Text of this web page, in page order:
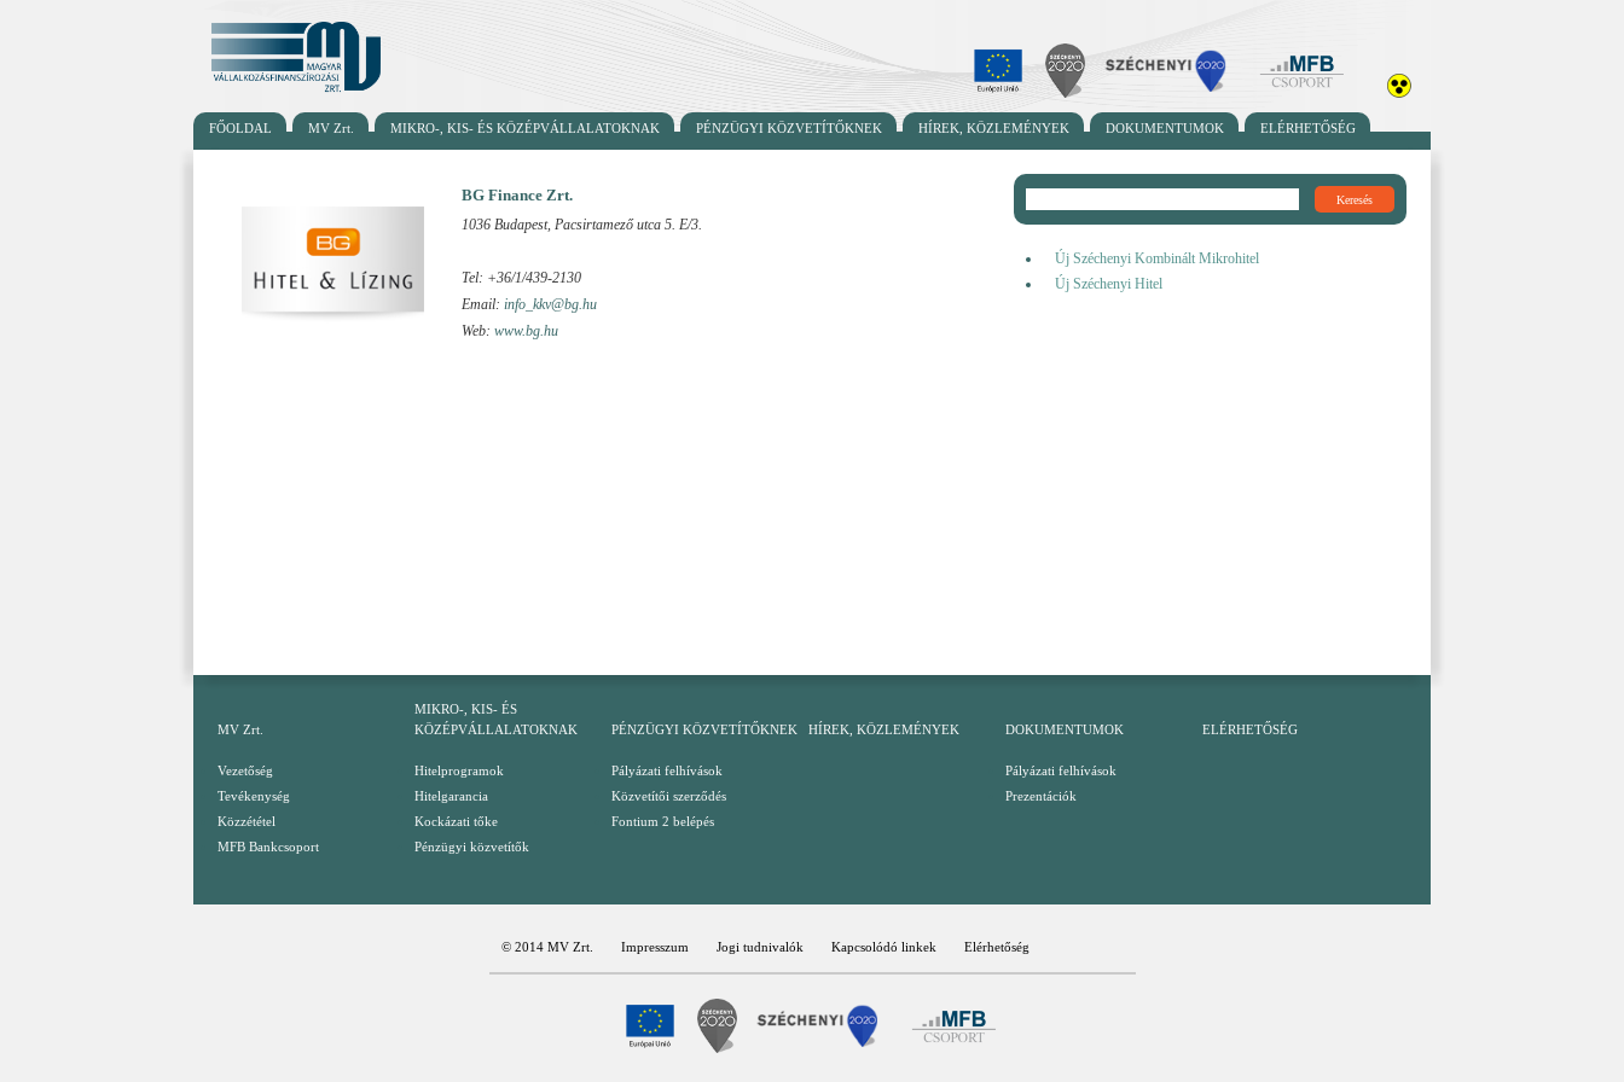
FŐOLDAL MV Zrt. MIKRO-, KIS- ÉS KÖZÉPVÁLLALATOKNAK PÉNZÜGYI KÖZVETÍTŐKNEK HÍREK, KÖZLEMÉNYEK DOKUMENTUMOK ELÉRHETŐSÉG
BG Finance Zrt.
1036 Budapest, Pacsirtamező utca 5. E/3.
Tel: +36/1/439-2130
Email: info_kkv@bg.hu
Web: www.bg.hu
Keresés
Új Széchenyi Kombinált Mikrohitel
Új Széchenyi Hitel
MV Zrt.
Vezetőség
Tevékenység
Közzététel
MFB Bankcsoport
MIKRO-, KIS- ÉS
KÖZÉPVÁLLALATOKNAK
Hitelprogramok
Hitelgarancia
Kockázati tőke
Pénzügyi közvetítők
PÉNZÜGYI KÖZVETÍTŐKNEK
Pályázati felhívások
Közvetítői szerződés
Fontium 2 belépés
HÍREK, KÖZLEMÉNYEK DOKUMENTUMOK
Pályázati felhívások
Prezentációk
ELÉRHETŐSÉG
© 2014 MV Zrt. Impresszum Jogi tudnivalók Kapcsolódó linkek Elérhetőség